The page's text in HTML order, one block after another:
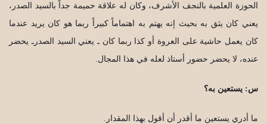
الحوزة العلمية بالنجف الأشرف، وكان له علاقة حميمة جداً بالسيد الصدر،
يعني كان يثق به بحيث إنه يهتم به اهتماماً كبيراً ربما هو كان يريد عندما
كان يعمل حاشية على العروة أو كذا ربما كان ـ يعني السيد الصدرـ يحضر
عنده، لا يحضر حضور أستاذ لعله في هذا المجال.
س: يستعين به؟
ما أدري يستعين ما أقدر أن أقول بهذا المقدار.